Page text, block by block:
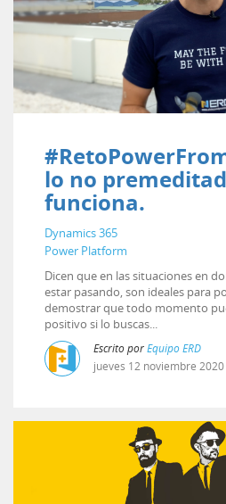
lo no
funciona.
Dynamics 365
Power Platform
Dicen que en las situaciones en
estar pasando, son ideales para
demostrar que todo momento
positivo si lo buscas...
Escrito porEquipo ERD
jueves 12 noviembre 2020